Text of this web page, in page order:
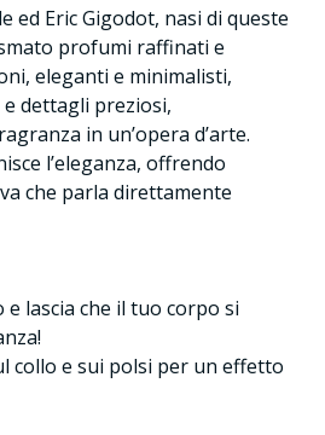
ed Eric Gigodot, nasi di queste
profumi raffinati e
eleganti e minimalisti,
dettagli preziosi,
in un’opera d’arte.
l’eleganza, offrendo
che parla direttamente
lascia che il tuo corpo si
collo e sui polsi per un effetto